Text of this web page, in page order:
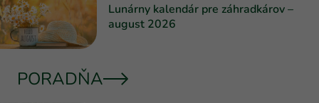
Lunárny kalendár pre záhradkárov –
august 2026
PORADŇA